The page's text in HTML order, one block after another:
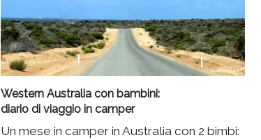
Western Australia con bambini:
diario di viaggio in camper
Un mese in camper in Australia con 2 bimbi: